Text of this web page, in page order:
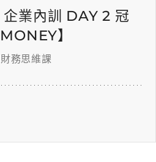
業內訓 DAY 2 冠
】
務思維課